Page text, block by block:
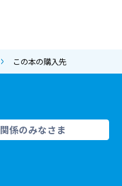
この本の購入先
係のみなさま